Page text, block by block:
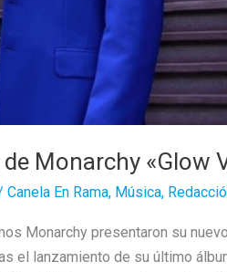
Monarchy «Glow
Canela En Rama, Música,
Monarchy presentaron su
el lanzamiento de su último